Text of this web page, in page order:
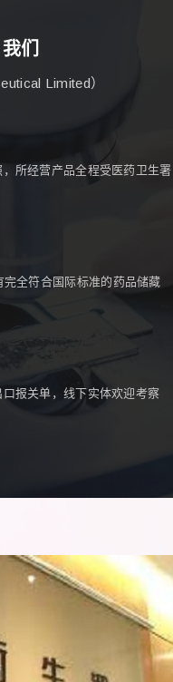
们
Limited）
所经营产品全程受医药卫生署
全符合国际标准的药品储藏
报关单，线下实体欢迎考察